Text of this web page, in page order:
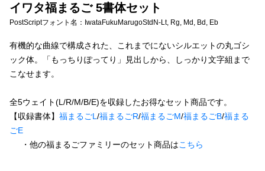
カート
マイページ
ご利用ガイド
宋朝体 清朝体
教科書体 行書体
草書体 勘亭流
すべてを表示
太さ・ウェイト
イワタ福まるご 5書体セット
PostScriptフォント名： IwataFukuMarugoStdN-Lt, Rg, Md, Bd, Eb
有機的な曲線で構成された、これまでにないシルエットの丸ゴシ
ック体。「もっちりぽってり」見出しから、しっかり文字組まで
こなせます。
全5ウェイト(L/R/M/B/E)を収録したお得なセット商品です。
【収録書体】 福まるごL /福まるごR/福まるごM/福まるごB/福まる
ごE
・他の福まるごファミリーのセット商品はこちら